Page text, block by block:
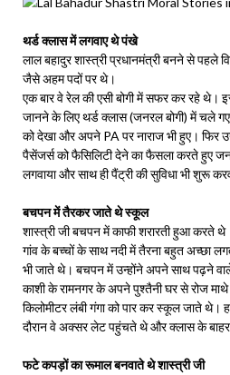
थर्ड क्लास में लगवाए थे पंखे
लाल बहादुर शास्‍त्री प्रधानमंत्री बनने से पहले
जैसे अहम पदों पर थे।
एक बार वे रेल की एसी बोगी में सफर कर रहे थे।
जानने के लिए थर्ड क्लास (जनरल बोगी) में चले
को देखा और अपने PA पर नाराज भी हुए। फिर
पैसेंजर्स को फैसिलिटी देने का फैसला करते हुए
लगवाया और साथ ही पैंट्री की सुविधा भी शुरू
बचपन में तैरकर जाते थे स्कूल
शास्‍त्री जी बचपन में काफी शरारती हुआ करते
गांव के बच्चों के साथ नदी में तैरना बहुत अच्छा
भी जाते थे। बचपन में उन्होंने अपने साथ पढ़ने
काशी के रामनगर के अपने पुश्तैनी घर से रोज
किलोमीटर लंबी गंगा को पार कर स्कूल जाते थे।
दौरान वे अक्सर लेट पहुंचते थे और क्लास के
फटे कपड़ों का रूमाल बनवाते थे शास्‍त्री जी